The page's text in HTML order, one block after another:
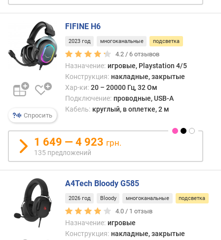
п
о
д
л
ю
е
н
и
я
U
B
в
е
Спросить
FIFINE H6
2023 год многоканальные подсветка
4.2 / 6 отзывов
Назначение: игровые, Playstation 4/5
Конструкция: накладные, закрытые
Хар-ки: 20 – 20000 Гц, 32 Ом
Подключение: проводные, USB-A
Кабель: круглый, в оплетке, 2 м
1 649 — 4 923 грн.
135 предложений
A4Tech Bloody G585
2026 год Bloody многоканальные подсветка
4.0 / 1 отзыв
Назначение: игровые
Конструкция: накладные, закрытые